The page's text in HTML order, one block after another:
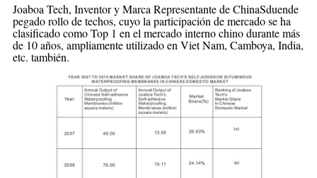
Joaboa Tech, Inventor y Marca Representante de ChinaSduende
pegado rollo de techos, cuyola participación de mercado se ha
clasificado como Top 1 en el mercado interno chino durante más
de 10 años, ampliamente utilizadoen Viet Nam, Camboya, India,
etc. también.